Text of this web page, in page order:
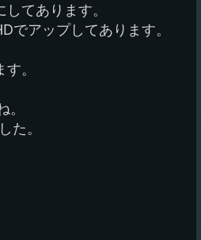
My-PC
てあります。
でアップしてあります。
。
た。